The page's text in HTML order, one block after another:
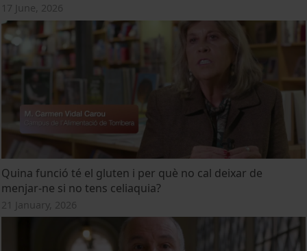
17 June, 2026
Quina funció té el gluten i per què no cal deixar de
menjar-ne si no tens celiaquia?
21 January, 2026